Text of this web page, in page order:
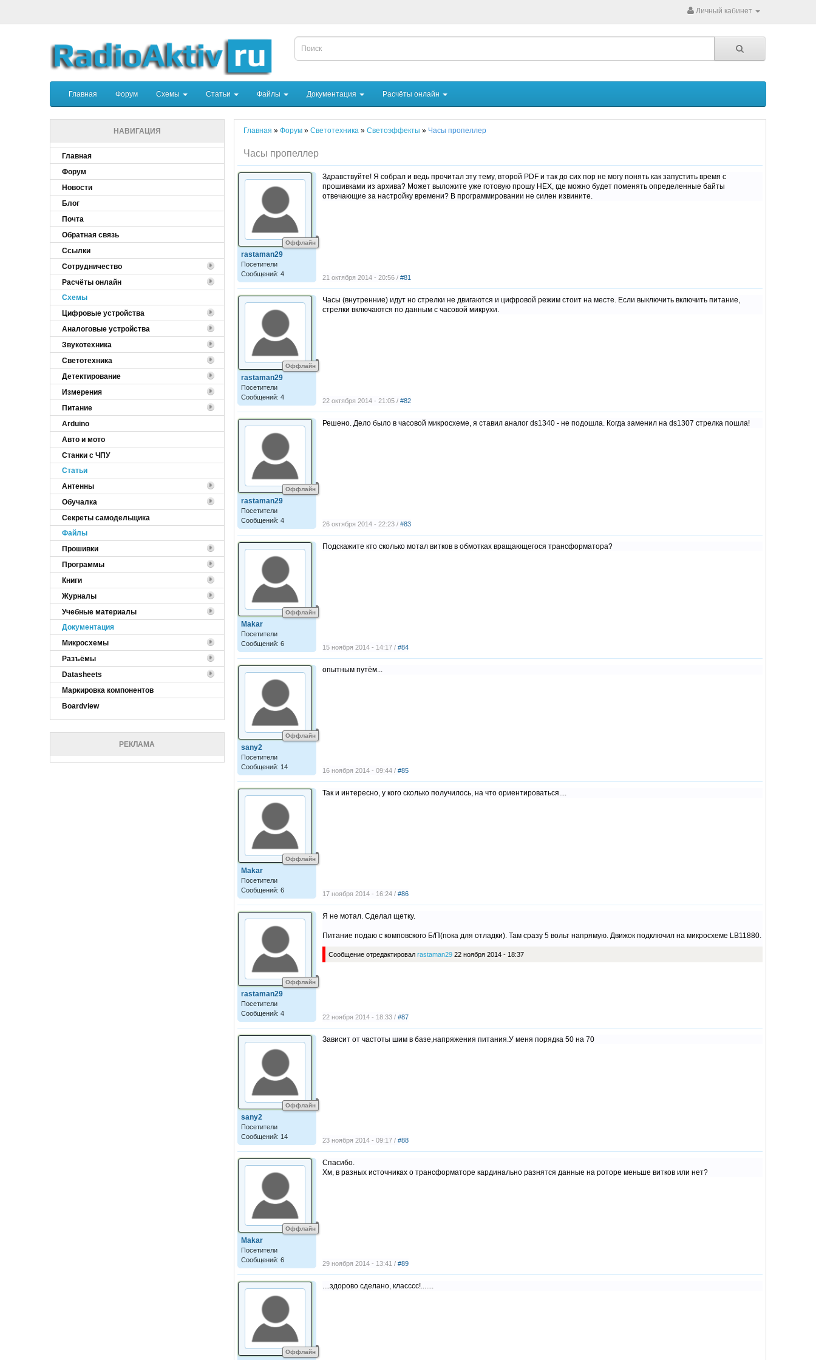
Личный кабинет
Главная Форум Схемы Статьи Файлы Документация Расчёты онлайн
НАВИГАЦИЯ
Главная
Форум
Новости
Блог
Почта
Обратная связь
Ссылки
Сотрудничество
Расчёты онлайн
Cхемы
Цифровые устройства
Аналоговые устройства
Звукотехника
Светотехника
Детектирование
Измерения
Питание
Arduino
Авто и мото
Станки с ЧПУ
Статьи
Антенны
Обучалка
Секреты самодельщика
Файлы
Прошивки
Программы
Книги
Журналы
Учебные материалы
Документация
Микросхемы
Разъёмы
Datasheets
Маркировка компонентов
Boardview
РЕКЛАМА
Главная » Форум » Светотехника» Светоэффекты » Часы пропеллер
Часы пропеллер
Оффлайн
rastaman29
Посетители
Сообщений: 4
Здравствуйте! Я собрал и ведь прочитал эту тему, второй PDF и так до сих пор не могу понять как запустить время с
прошивками из архива? Может выложите уже готовую прошу HEX, где можно будет поменять определенные байты
отвечающие за настройку времени? В программировании не силен извините.
21 октября 2014 - 20:56 / #81
Оффлайн
rastaman29
Посетители
Сообщений: 4
Часы (внутренние) идут но стрелки не двигаются и цифровой режим стоит на месте. Если выключить включить питание,
стрелки включаются по данным с часовой микрухи.
22 октября 2014 - 21:05 / #82
Оффлайн
rastaman29
Посетители
Сообщений: 4
Решено. Дело было в часовой микросхеме, я ставил аналог ds1340 - не подошла. Когда заменил на ds1307 стрелка пошла!
26 октября 2014 - 22:23 / #83
Оффлайн
Makar
Посетители
Сообщений: 6
Подскажите кто сколько мотал витков в обмотках вращающегося трансформатора?
15 ноября 2014 - 14:17 / #84
Оффлайн
sany2
Посетители
Сообщений: 14
опытным путём...
16 ноября 2014 - 09:44 / #85
Оффлайн
Makar
Посетители
Сообщений: 6
Так и интересно, у кого сколько получилось, на что ориентироваться....
17 ноября 2014 - 16:24 / #86
Оффлайн
rastaman29
Посетители
Сообщений: 4
Я не мотал. Сделал щетку.
Питание подаю с комповского Б/П(пока для отладки). Там сразу 5 вольт напрямую. Движок подключил на микросхеме LB11880.
Сообщение отредактировал rastaman2922 ноября 2014 - 18:37
22 ноября 2014 - 18:33 / #87
Оффлайн
sany2
Посетители
Сообщений: 14
Зависит от частоты шим в базе,напряжения питания.У меня порядка 50 на 70
23 ноября 2014 - 09:17 / #88
Оффлайн
Makar
Посетители
Сообщений: 6
Спасибо.
Хм, в разных источниках о трансформаторе кардинально разнятся данные на роторе меньше витков или нет?
29 ноября 2014 - 13:41 / #89
Оффлайн
....здорово сделано, класссс!.......